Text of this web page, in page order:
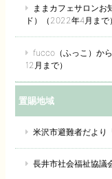
ままカフェサロンお
ド）（2022年4月まで）
fucco（ふっこ）か
12月まで）
置賜地域
米沢市避難者だより
長井市社会福祉協議